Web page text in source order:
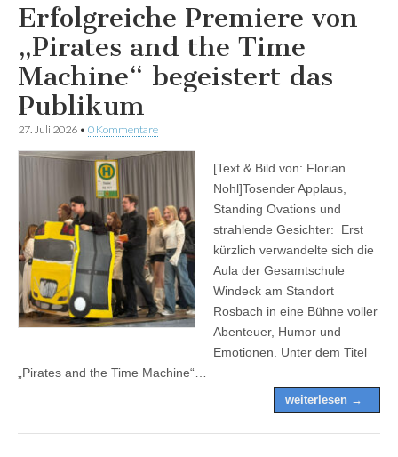
Erfolgreiche Premiere von
„Pirates and the Time
Machine“ begeistert das
Publikum
27. Juli 2026 • 0 Kommentare
[Text & Bild von: Florian
Nohl]Tosender Applaus,
Standing Ovations und
strahlende Gesichter: Erst
kürzlich verwandelte sich die
Aula der Gesamtschule
Windeck am Standort
Rosbach in eine Bühne voller
Abenteuer, Humor und
Emotionen. Unter dem Titel
„Pirates and the Time Machine“…
weiterlesen →